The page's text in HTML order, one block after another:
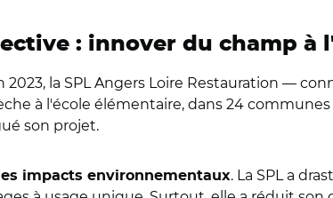
: innover du champ à
la SPL Angers Loire Restauration —
à l'école élémentaire, dans 24
son projet.
impacts environnementaux. La SPL a